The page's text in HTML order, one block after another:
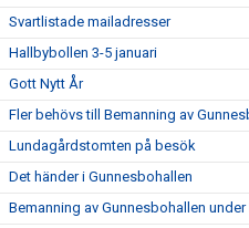
Svartlistade mailadresser
Hallbybollen 3-5 januari
Gott Nytt År
Fler behövs till Bemanning av
Lundagårdstomten på besök
Det händer i Gunnesbohallen
Bemanning av Gunnesbohallen